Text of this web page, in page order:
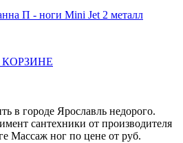
П - ноги Mini Jet 2 металл
КОРЗИНЕ
в городе Ярославль недорого.
сантехники от производителя
Массаж ног по цене от руб.